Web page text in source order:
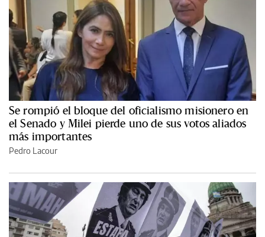
Se rompió el bloque del oficialismo misionero en
el Senado y Milei pierde uno de sus votos aliados
más importantes
Pedro Lacour